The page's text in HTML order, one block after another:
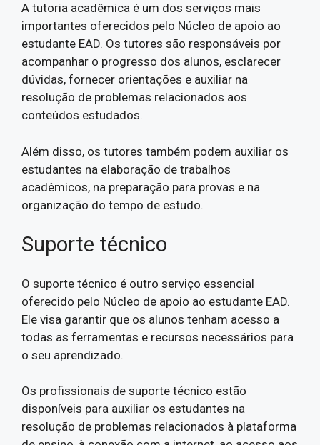
A tutoria acadêmica é um dos serviços mais
importantes oferecidos pelo Núcleo de apoio ao
estudante EAD. Os tutores são responsáveis por
acompanhar o progresso dos alunos, esclarecer
dúvidas, fornecer orientações e auxiliar na
resolução de problemas relacionados aos
conteúdos estudados.
Além disso, os tutores também podem auxiliar os
estudantes na elaboração de trabalhos
acadêmicos, na preparação para provas e na
organização do tempo de estudo.
Suporte técnico
O suporte técnico é outro serviço essencial
oferecido pelo Núcleo de apoio ao estudante EAD.
Ele visa garantir que os alunos tenham acesso a
todas as ferramentas e recursos necessários para
o seu aprendizado.
Os profissionais de suporte técnico estão
disponíveis para auxiliar os estudantes na
resolução de problemas relacionados à plataforma